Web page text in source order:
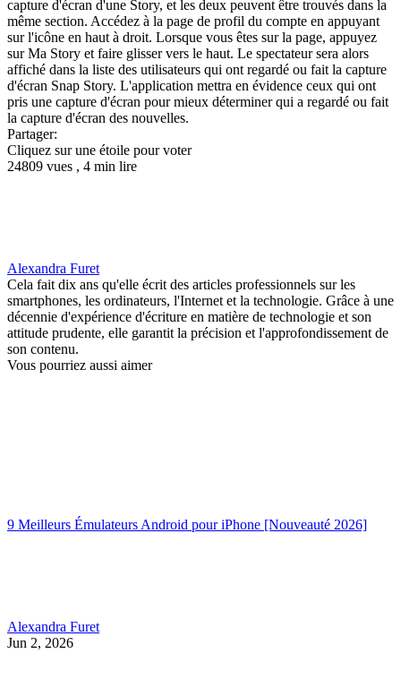
capture d'écran d'une Story, et les deux peuvent être trouvés dans la
même section. Accédez à la page de profil du compte en appuyant
sur l'icône en haut à droit. Lorsque vous êtes sur la page, appuyez
sur Ma Story et faire glisser vers le haut. Le spectateur sera alors
affiché dans la liste des utilisateurs qui ont regardé ou fait la capture
d'écran Snap Story. L'application mettra en évidence ceux qui ont
pris une capture d'écran pour mieux déterminer qui a regardé ou fait
la capture d'écran des nouvelles.
Partager:
Cliquez sur une étoile pour voter
24809 vues , 4 min lire
Alexandra Furet
Cela fait dix ans qu'elle écrit des articles professionnels sur les
smartphones, les ordinateurs, l'Internet et la technologie. Grâce à une
décennie d'expérience d'écriture en matière de technologie et son
attitude prudente, elle garantit la précision et l'approfondissement de
son contenu.
Vous pourriez aussi aimer
9 Meilleurs Émulateurs Android pour iPhone [Nouveauté 2026]
Alexandra Furet
Jun 2, 2026